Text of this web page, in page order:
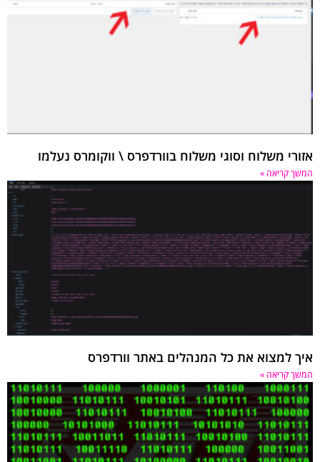
אזורי משלוח וסוגי משלוח בוורדפרס \ ווקומרס נעלמו
המשך קריאה »
איך למצוא את כל המנהלים באתר וורדפרס
המשך קריאה »